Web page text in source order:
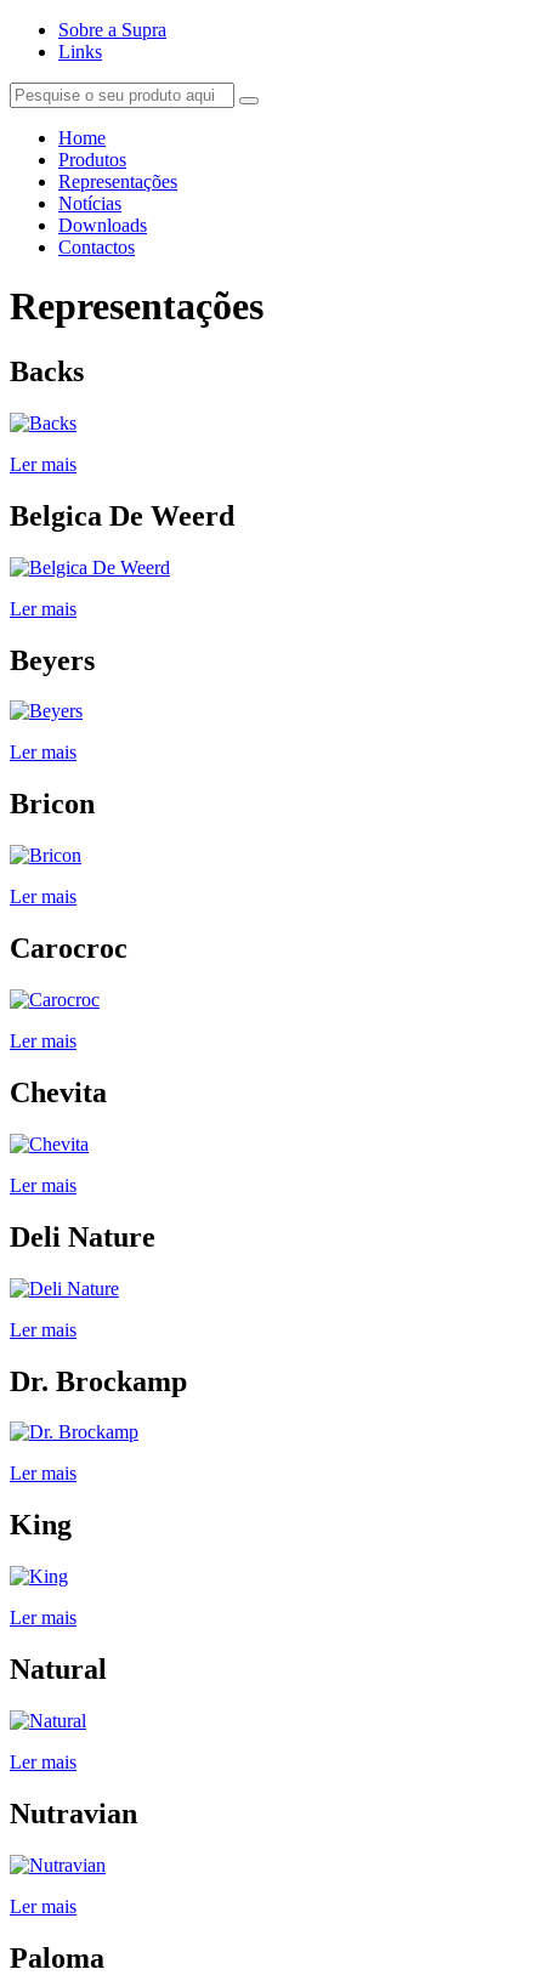
Sobre a Supra
Links
Home
Produtos
Representações
Notícias
Downloads
Contactos
Representações
Backs
Ler mais
Belgica De Weerd
Ler mais
Beyers
Ler mais
Bricon
Ler mais
Carocroc
Ler mais
Chevita
Ler mais
Deli Nature
Ler mais
Dr. Brockamp
Ler mais
King
Ler mais
Natural
Ler mais
Nutravian
Ler mais
Paloma